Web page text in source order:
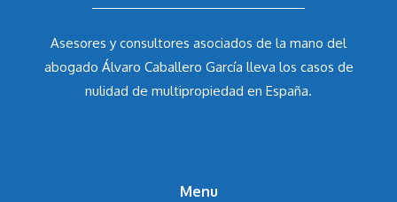
Asesores y consultores asociados de la mano del
abogado Álvaro Caballero García lleva los casos de
nulidad de multipropiedad en España.
Menu